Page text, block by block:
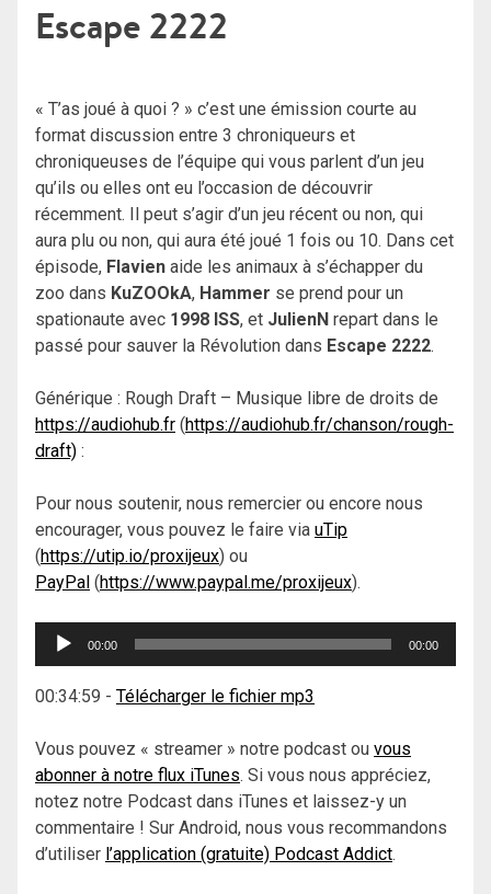
Escape 2222
« T’as joué à quoi ? » c’est une émission courte au
format discussion entre 3 chroniqueurs et
chroniqueuses de l’équipe qui vous parlent d’un jeu
qu’ils ou elles ont eu l’occasion de découvrir
récemment. Il peut s’agir d’un jeu récent ou non, qui
aura plu ou non, qui aura été joué 1 fois ou 10. Dans cet
épisode, Flavien aide les animaux à s’échapper du
zoo dans KuZOOkA, Hammer se prend pour un
spationaute avec 1998 ISS, et JulienN repart dans le
passé pour sauver la Révolution dans Escape 2222.
Générique : Rough Draft – Musique libre de droits de
https://audiohub.fr (https://audiohub.fr/chanson/rough-
draft) :
Pour nous soutenir, nous remercier ou encore nous
encourager, vous pouvez le faire via uTip
(https://utip.io/proxijeux) ou
PayPal (https://www.paypal.me/proxijeux).
Lecteur
00:00 00:00
00:34:59 - Télécharger le fichier mp3
Vous pouvez « streamer » notre podcast ou vous
abonner à notre flux iTunes. Si vous nous appréciez,
notez notre Podcast dans iTunes et laissez-y un
commentaire ! Sur Android, nous vous recommandons
d’utiliser l’application (gratuite) Podcast Addict.